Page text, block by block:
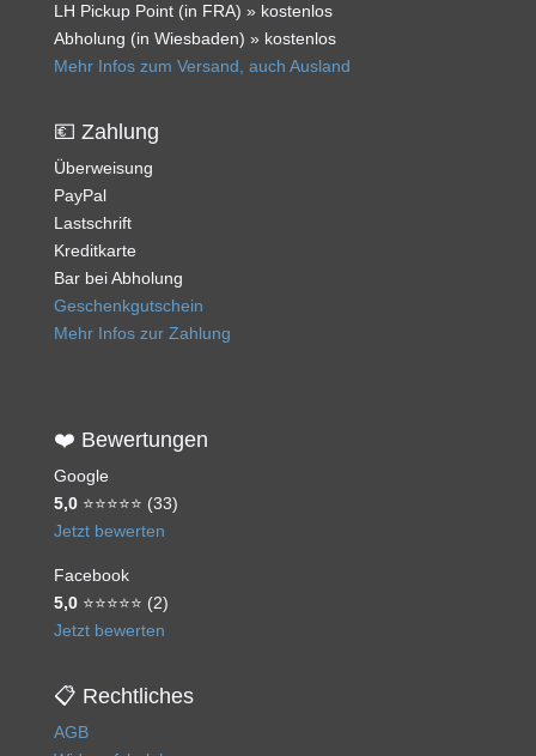
LH Pickup Point (in FRA) » kostenlos
Abholung (in Wiesbaden) » kostenlos
Mehr Infos zum Versand, auch Ausland
💶 Zahlung
Überweisung
PayPal
Lastschrift
Kreditkarte
Bar bei Abholung
Geschenkgutschein
Mehr Infos zur Zahlung
❤️ Bewertungen
Google
5,0⭐⭐⭐⭐⭐ (33)
Jetzt bewerten
Facebook
5,0⭐⭐⭐⭐⭐ (2)
Jetzt bewerten
📋 Rechtliches
AGB